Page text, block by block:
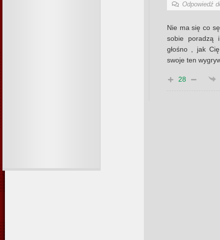
Odpowiedź
Nie ma się co
sobie poradzą
głośno , jak
swoje ten
28